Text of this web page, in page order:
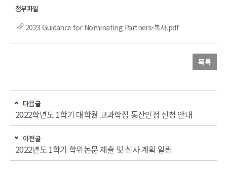
2023 Guidance for Nominating Partners-복사.pdf
목록
다음글
2022학년도 1학기 대학원 교과학점 통산인정 신청 안내
이전글
2022년도 1학기 학위논문 제출 및 심사 계획 알림